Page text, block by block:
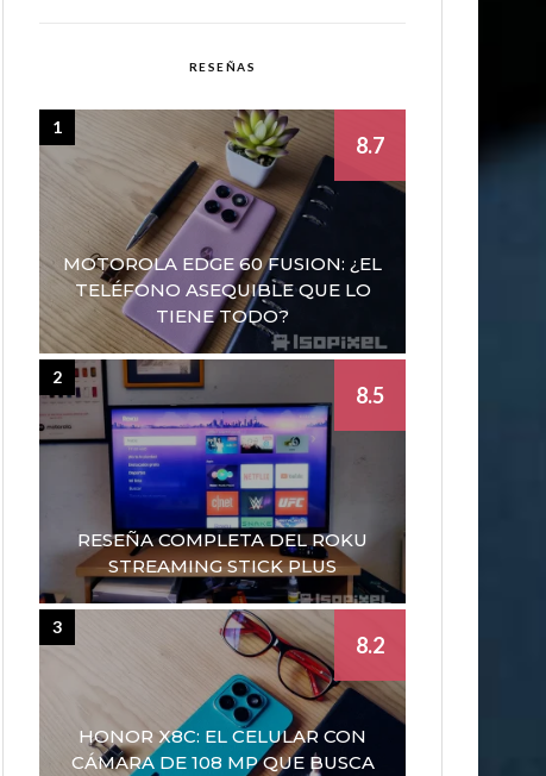
RESEÑAS
MOTOROLA EDGE 60 FUSION: ¿EL
TELÉFONO ASEQUIBLE QUE LO
TIENE TODO?
8.7
1
RESEÑA COMPLETA DEL ROKU
STREAMING STICK PLUS
8.5
2
HONOR X8C: EL CELULAR CON
CÁMARA DE 108 MP QUE BUSCA
8.2
3